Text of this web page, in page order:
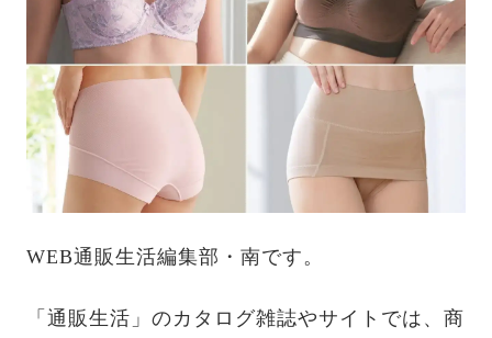
WEB通販生活編集部・南です。
「通販生活」のカタログ雑誌やサイトでは、商